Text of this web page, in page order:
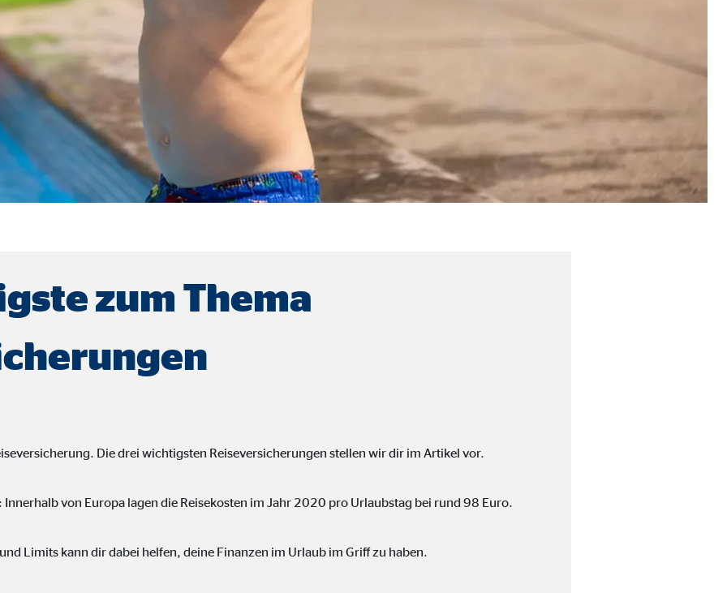
zum Thema
Die drei wichtigsten Reiseversicherungen stellen wir dir im Artikel vor.
Innerhalb von Europa lagen die Reisekosten im Jahr 2020 pro Urlaubstag bei rund 98 Euro.
Limits kann dir dabei helfen, deine Finanzen im Urlaub im Griff zu haben.
von Benutzereinstellungen
Sitzung
Informationen helfen uns zu verstehen, wie unsere Besucher unsere Website nutzen.
Ltd.
26 Monate
Ireland Ltd.
mit Benutzerprofilen